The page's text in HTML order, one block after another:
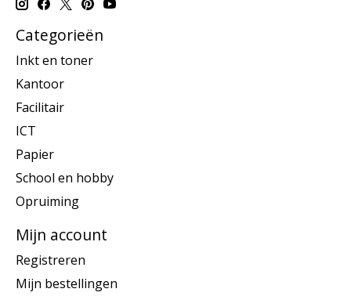
Categorieën
Inkt en toner
Kantoor
Facilitair
ICT
Papier
School en hobby
Opruiming
Mijn account
Registreren
Mijn bestellingen